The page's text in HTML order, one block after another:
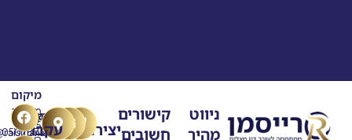
ניווט
מהיר
קישורים
חשוביםיצירת
טלפון
0507875558
דוא"ל
ask@raisman.ac
מיקום
מרילנד
5
עקבו
F
a
c
I
n
s
Y
o
u
L
i
n
T
i
k